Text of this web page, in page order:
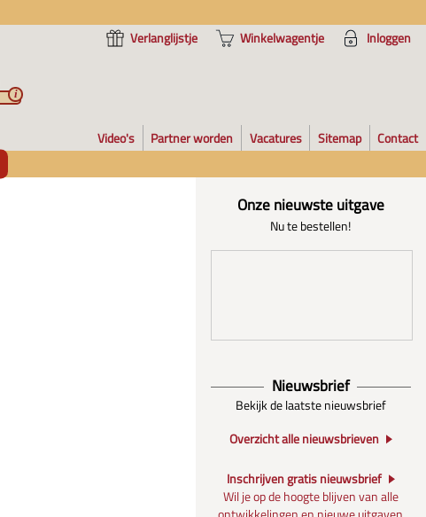
Verlanglijstje
Winkelwagentje Inloggen
i
Video's Partner worden Vacatures Sitemap Contact
Onze nieuwste uitgave
Nu te bestellen!
Nieuwsbrief
Bekijk de laatste nieuwsbrief
Overzicht alle nieuwsbrieven
Inschrijven gratis nieuwsbrief
Wil je op de hoogte blijven van alle